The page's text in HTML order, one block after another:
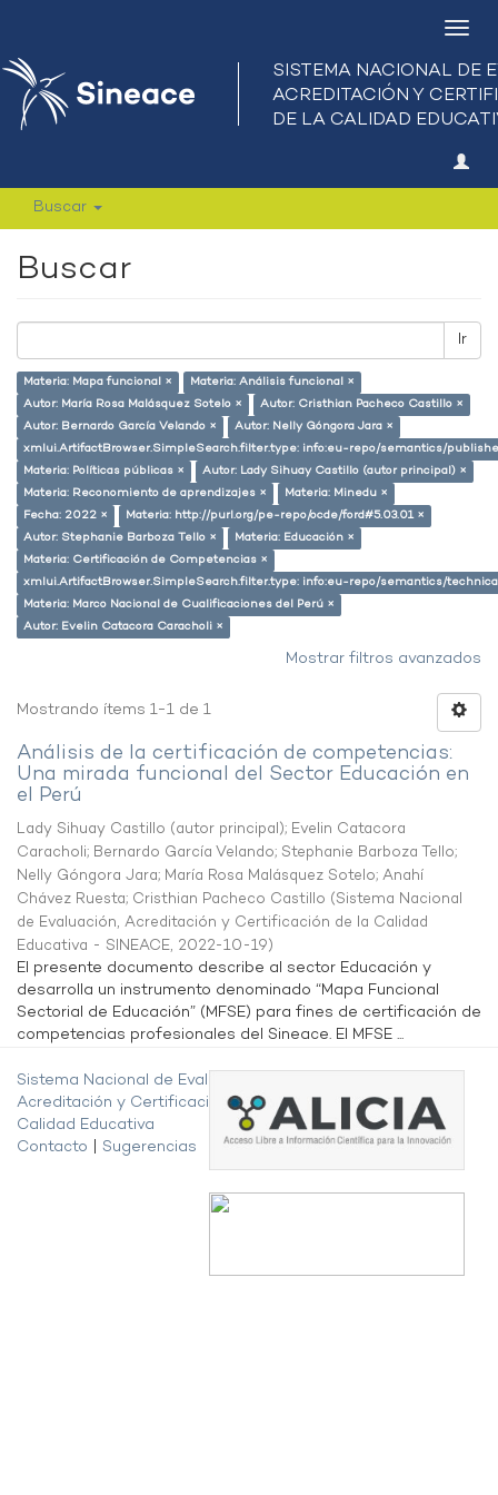
Buscar
Buscar
Ir
Materia: Mapa funcional ×
Materia: Análisis funcional ×
Autor: María Rosa Malásquez Sotelo ×
Autor: Cristhian Pacheco Castillo ×
Autor: Bernardo García Velando ×
Autor: Nelly Góngora Jara ×
xmlui.ArtifactBrowser.SimpleSearch.filter.type: info:eu-repo/semantics/
Materia: Políticas públicas ×
Autor: Lady Sihuay Castillo (autor principal) ×
Materia: Reconomiento de aprendizajes ×
Materia: Minedu ×
Fecha: 2022 ×
Materia: http://purl.org/pe-repo/ocde/ford#5.03.01 ×
Autor: Stephanie Barboza Tello ×
Materia: Educación ×
Materia: Certificación de Competencias ×
xmlui.ArtifactBrowser.SimpleSearch.filter.type: info:eu-repo/semantics/
Materia: Marco Nacional de Cualificaciones del Perú ×
Autor: Evelin Catacora Caracholi ×
Mostrar filtros avanzados
Mostrando ítems 1-1 de 1
Análisis de la certificación de competencias:
Una mirada funcional del Sector Educación en
el Perú
Lady Sihuay Castillo (autor principal); Evelin Catacora
Caracholi; Bernardo García Velando; Stephanie Barboza Tello;
Nelly Góngora Jara; María Rosa Malásquez Sotelo; Anahí
Chávez Ruesta; Cristhian Pacheco Castillo (Sistema Nacional
de Evaluación, Acreditación y Certificación de la Calidad
Educativa - SINEACE, 2022-10-19)
El presente documento describe al sector Educación y
desarrolla un instrumento denominado “Mapa Funcional
Sectorial de Educación” (MFSE) para fines de certificación de
competencias profesionales del Sineace. El MFSE ...
Sistema Nacional de Evaluación,
Acreditación y Certificación de la
Calidad Educativa
Contacto
Sugerencias